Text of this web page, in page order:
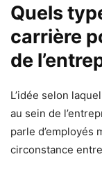
Quels
carrière
de
L’idée selon
au sein de
parle d’employés
circonstance